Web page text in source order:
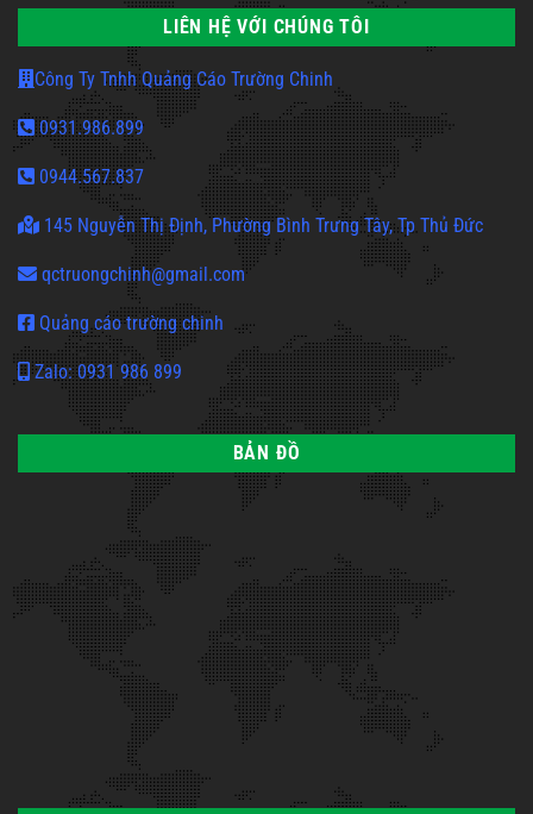
LIÊN HỆ VỚI CHÚNG TÔI
Công Ty Tnhh Quảng Cáo Trường Chinh
0931.986.899
0944.567.837
145 Nguyễn Thị Định, Phường Bình Trưng Tây, Tp Thủ Đức
qctruongchinh@gmail.com
Quảng cáo trường chinh
Zalo: 0931 986 899
BẢN ĐỒ